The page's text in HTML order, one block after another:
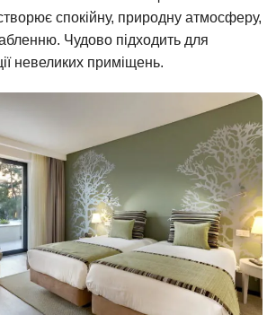
спокійну, природну атмосферу,
Чудово підходить для
невеликих приміщень.